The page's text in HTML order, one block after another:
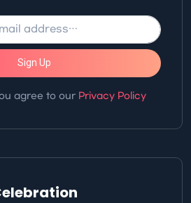
Sign Up
agree to our Privacy Policy